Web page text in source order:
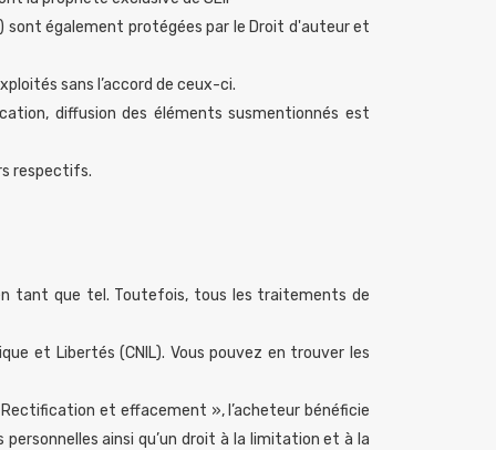
également protégées par le Droit d'auteur et
sans l’accord de ceux-ci.
diffusion des éléments susmentionnés est
respectifs.
tant que tel. Toutefois, tous les traitements de
et Libertés (CNIL). Vous pouvez en trouver les
et effacement », l’acheteur bénéficie
ainsi qu’un droit à la limitation et à la